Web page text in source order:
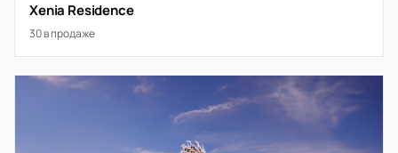
Xenia Residence
30 в продаже